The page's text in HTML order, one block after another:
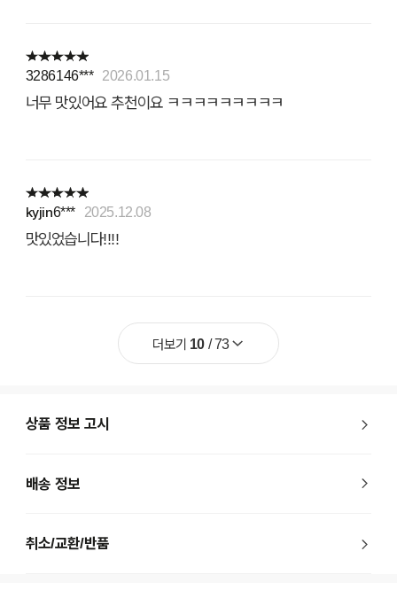
3286146*** 2026.01.15
너무 맛있어요 추천이요 ㅋㅋㅋㅋㅋㅋㅋㅋㅋ
kyjin6*** 2025.12.08
맛있었습니다!!!!
더보기 10/73
상품 정보 고시
배송 정보
취소/교환/반품